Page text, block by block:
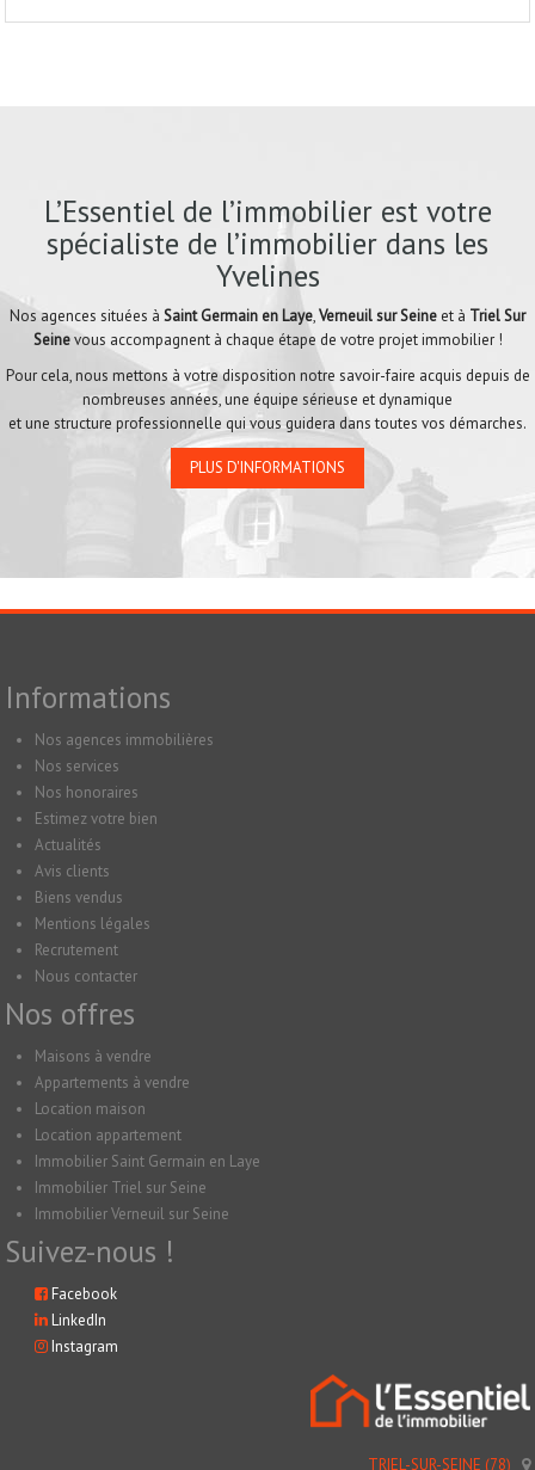
L’Essentiel de l’immobilier est votre
spécialiste de l’immobilier dans les
Yvelines
Nos agences situées à Saint Germain en Laye,Verneuil sur Seine et à Triel Sur
Seinevous accompagnent à chaque étape de votre projet immobilier !
Pour cela, nous mettons à votre disposition notre savoir-faire acquis depuis de
nombreuses années, une équipe sérieuse et dynamique
et une structure professionnelle qui vous guidera dans toutes vos démarches.
PLUS D'INFORMATIONS
Informations
Nos agences immobilières
Nos services
Nos honoraires
Estimez votre bien
Actualités
Avis clients
Biens vendus
Mentions légales
Recrutement
Nous contacter
Nos offres
Maisons à vendre
Appartements à vendre
Location maison
Location appartement
Immobilier Saint Germain en Laye
Immobilier Triel sur Seine
Immobilier Verneuil sur Seine
Suivez-nous !
Facebook
LinkedIn
Instagram
TRIEL-SUR-SEINE (78)